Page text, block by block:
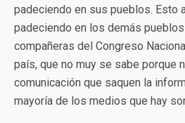
padeciendo en sus pueblos. Esto
padeciendo en los demás
compañeras del Congreso
país, que no muy se sabe porque
comunicación que saquen la
mayoría de los medios que hay